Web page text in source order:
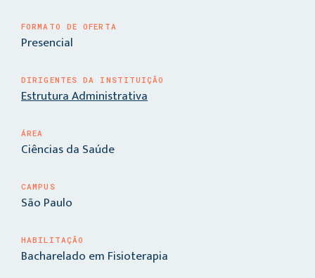
FORMATO DE OFERTA
Presencial
DIRIGENTES DA INSTITUIÇÃO
Estrutura Administrativa
ÁREA
Ciências da Saúde
CAMPUS
São Paulo
HABILITAÇÃO
Bacharelado em Fisioterapia